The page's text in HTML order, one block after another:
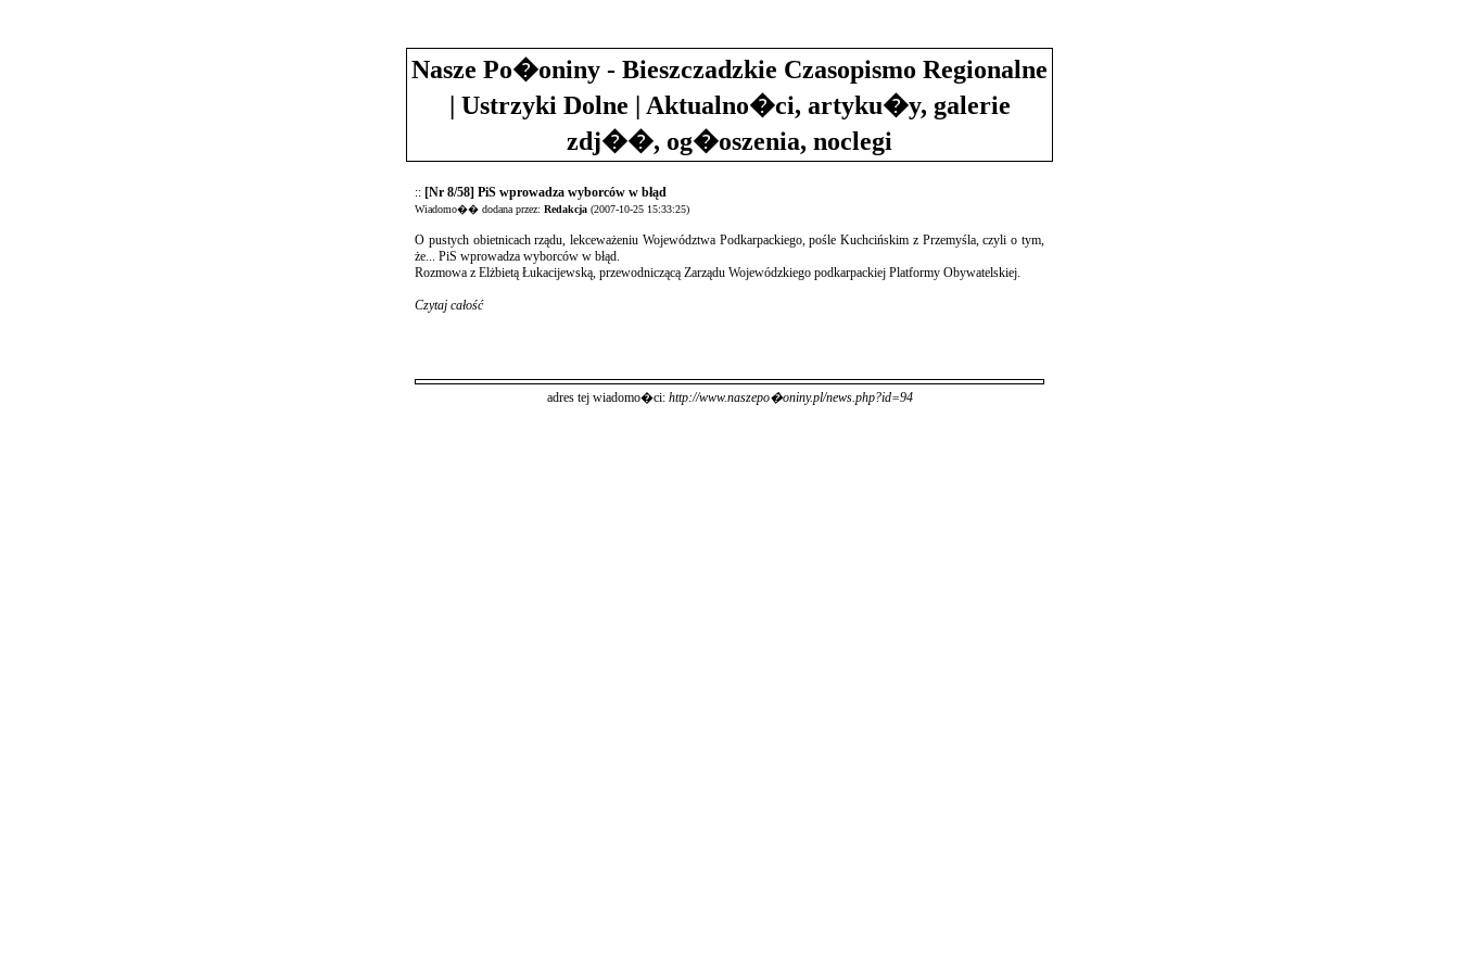
Nasze Po�oniny - Bieszczadzkie Czasopismo Regionalne
| Ustrzyki Dolne | Aktualno�ci, artyku�y, galerie
zdj��, og�oszenia, noclegi
:: [Nr 8/58] PiS wprowadza wyborców w błąd
Wiadomo�� dodana przez: Redakcja (2007-10-25 15:33:25)
O pustych obietnicach rządu, lekceważeniu Województwa Podkarpackiego, pośle Kuchcińskim z Przemyśla, czyli o tym,
że... PiS wprowadza wyborców w błąd.
Rozmowa z Elżbietą Łukacijewską, przewodniczącą Zarządu Wojewódzkiego podkarpackiej Platformy Obywatelskiej.
Czytaj całość
adres tej wiadomo�ci: http://www.naszepo�oniny.pl/news.php?id=94